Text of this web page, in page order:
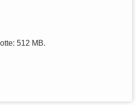
512 MB.